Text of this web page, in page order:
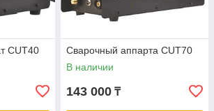
CUT40
Сварочный аппарта CUT70
В наличии
143 000 ₸